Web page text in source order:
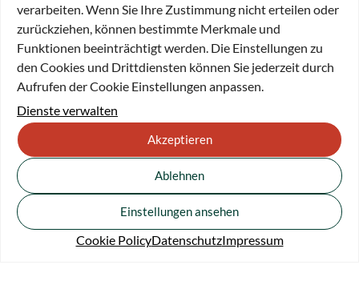
verarbeiten. Wenn Sie Ihre Zustimmung nicht erteilen oder
zurückziehen, können bestimmte Merkmale und
Funktionen beeinträchtigt werden. Die Einstellungen zu
den Cookies und Drittdiensten können Sie jederzeit durch
Aufrufen der Cookie Einstellungen anpassen.
Dienste verwalten
Akzeptieren
Ablehnen
Einstellungen ansehen
Cookie PolicyDatenschutzImpressum
Im Rahmen derWissenschaft & Forschungunterstützt sie
vor allem Forschungsvorhaben mit sozialpolitischem
Hintergrund.
Ziel der Aktivitäten der Stiftung ist es, auf diesen Gebieten
Initiativen zu fördern, die für das gesellschaftliche Leben
zukunfts- und richtungweisende Anstöße geben können.
Dahinter steht der Versuch, in privater Initiative und in
Zusammenarbeit mit kompetenten Partnern neue, auch
unkonventionelle Konzepte mitzuentwickeln und zu
unterstützen, die für die Befassung mit gesellschaftlichen
Themenstellungen, Sichtweisen und Problemlagen kreatives
Potential freisetzen.